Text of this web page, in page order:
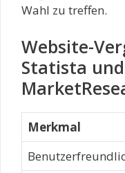
Wahl zu treffen.
Website-
Statista und
Merkmal